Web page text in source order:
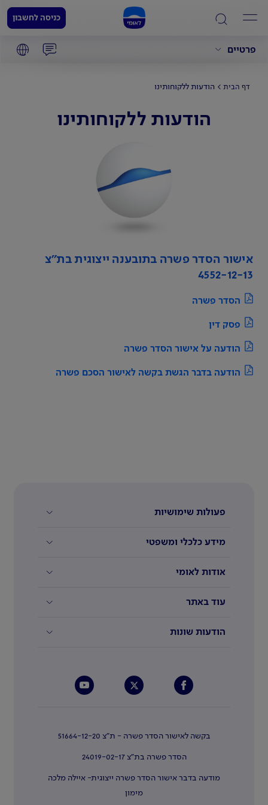
פרטיים
כניסה לחשבון
דף הבית הודעות ללקוחותינו
הודעות ללקוחותינו
אישור הסדר פשרה בתובענה ייצוגית בת"צ
4552-12-13
הסדר פשרה
פסק דין
הודעה על אישור הסדר פשרה
הודעה בדבר הגשת בקשה לאישור הסכם פשרה
פעולות שימושיות
מידע כלכלי ומשפטי
אודות לאומי
עוד באתר
הודעות שונות
בקשה לאישור הסדר פשרה - ת"צ 51664-12-20
הסדר פשרה בת"צ 24019-02-17
מודעה בדבר אישור הסדר פשרה ייצוגית- איילה מלכה
מימון